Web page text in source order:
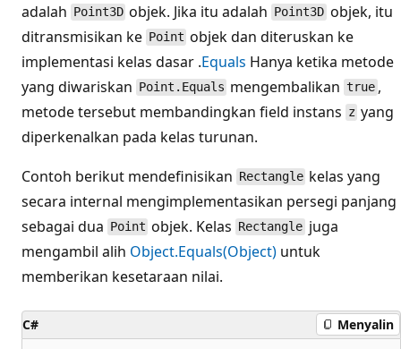
adalah Point3D objek. Jika itu adalah Point3D objek, itu
ditransmisikan ke Point objek dan diteruskan ke
implementasi kelas dasar .Equals Hanya ketika metode
yang diwariskan Point.Equals mengembalikantrue,
metode tersebut membandingkan field instans z yang
diperkenalkan pada kelas turunan.
Contoh berikut mendefinisikan Rectangle kelas yang
secara internal mengimplementasikan persegi panjang
sebagai dua Point objek. Kelas Rectangle juga
mengambil alih Object.Equals(Object) untuk
memberikan kesetaraan nilai.
C# Menyalin